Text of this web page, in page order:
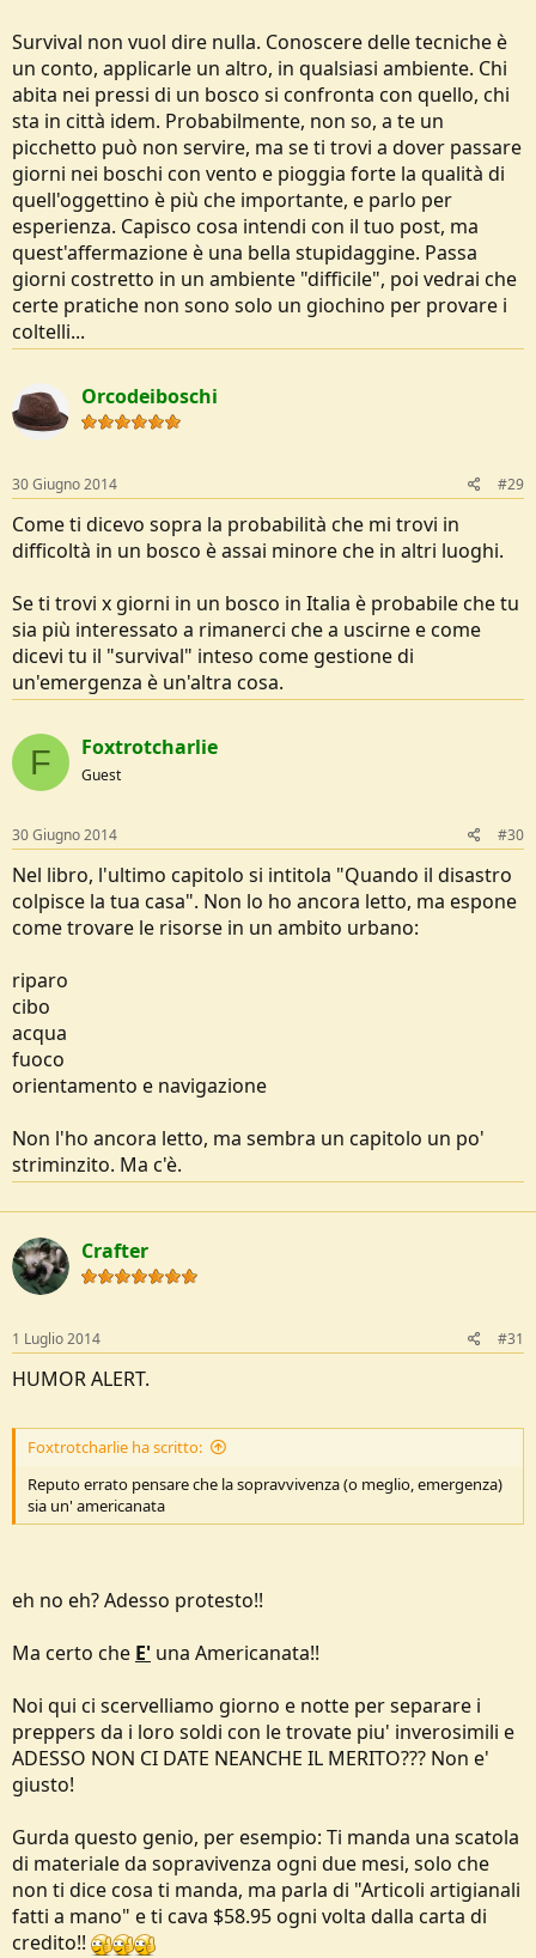
Survival non vuol dire nulla. Conoscere delle tecniche è
un conto, applicarle un altro, in qualsiasi ambiente. Chi
abita nei pressi di un bosco si confronta con quello, chi
sta in città idem. Probabilmente, non so, a te un
picchetto può non servire, ma se ti trovi a dover passare
giorni nei boschi con vento e pioggia forte la qualità di
quell'oggettino è più che importante, e parlo per
esperienza. Capisco cosa intendi con il tuo post, ma
quest'affermazione è una bella stupidaggine. Passa
giorni costretto in un ambiente "difficile", poi vedrai che
certe pratiche non sono solo un giochino per provare i
coltelli...
Orcodeiboschi
30 Giugno 2014 #29
Come ti dicevo sopra la probabilità che mi trovi in
difficoltà in un bosco è assai minore che in altri luoghi.
Se ti trovi x giorni in un bosco in Italia è probabile che tu
sia più interessato a rimanerci che a uscirne e come
dicevi tu il "survival" inteso come gestione di
un'emergenza è un'altra cosa.
F Foxtrotcharlie
Guest
30 Giugno 2014 #30
Nel libro, l'ultimo capitolo si intitola "Quando il disastro
colpisce la tua casa". Non lo ho ancora letto, ma espone
come trovare le risorse in un ambito urbano:
riparo
cibo
acqua
fuoco
orientamento e navigazione
Non l'ho ancora letto, ma sembra un capitolo un po'
striminzito. Ma c'è.
Crafter
1 Luglio 2014 #31
HUMOR ALERT.
Foxtrotcharlie ha scritto:
Reputo errato pensare che la sopravvivenza (o meglio, emergenza)
sia un' americanata
eh no eh? Adesso protesto!!
Ma certo che E' una Americanata!!
Noi qui ci scervelliamo giorno e notte per separare i
preppers da i loro soldi con le trovate piu' inverosimili e
ADESSO NON CI DATE NEANCHE IL MERITO??? Non e'
giusto!
Gurda questo genio, per esempio: Ti manda una scatola
di materiale da sopravivenza ogni due mesi, solo che
non ti dice cosa ti manda, ma parla di "Articoli artigianali
fatti a mano" e ti cava $58.95 ogni volta dalla carta di
credito!!